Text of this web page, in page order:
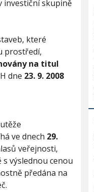
investiční skupině
které
prostředí,
na titul
dne 23. 9. 2008
ve dnech 29.
veřejnosti,
s výslednou cenou
předána na